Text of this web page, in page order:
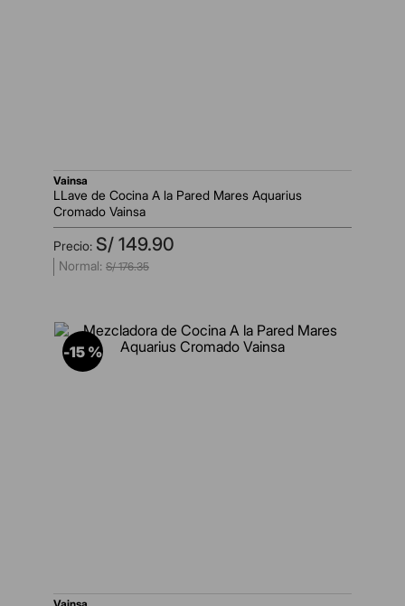
vainsa
LLave de Cocina A la Pared Mares Aquarius
Cromado Vainsa
S/ 149.90
S/ 176.35
-15 %